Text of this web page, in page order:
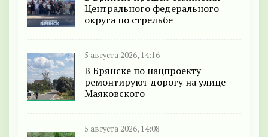
Центрального федерального
округа по стрельбе
5 августа 2026, 14:16
В Брянске по нацпроекту
ремонтируют дорогу на улице
Маяковского
5 августа 2026, 14:08